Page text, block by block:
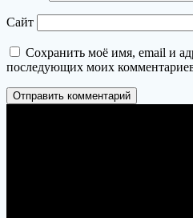
Сайт
Сохранить моё имя, email и
последующих моих